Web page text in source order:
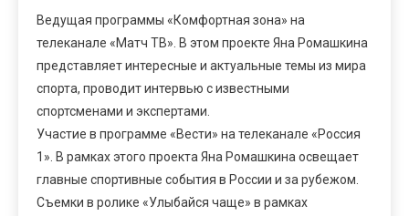
Ведущая программы «Комфортная зона» на
телеканале «Матч ТВ». В этом проекте Яна Ромашкина
представляет интересные и актуальные темы из мира
спорта, проводит интервью с известными
спортсменами и экспертами.
Участие в программе «Вести» на телеканале «Россия
1». В рамках этого проекта Яна Ромашкина освещает
главные спортивные события в России и за рубежом.
Съемки в ролике «Улыбайся чаще» в рамках